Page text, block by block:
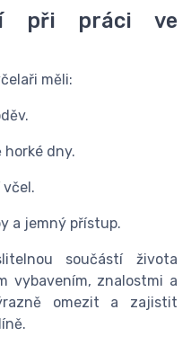
při práci ve
měli:
dny.
a jemný přístup.
součástí života
vybavením, znalostmi a
omezit a zajistit